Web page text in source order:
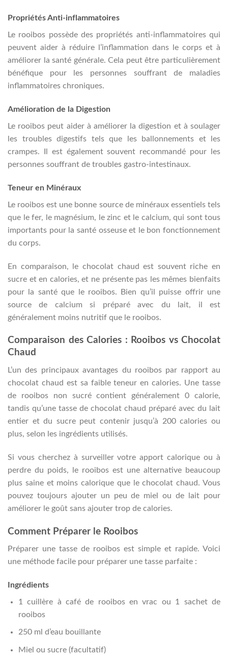
Propriétés Anti-inflammatoires
Le rooibos possède des propriétés anti-inflammatoires qui
peuvent aider à réduire l’inflammation dans le corps et à
améliorer la santé générale. Cela peut être particulièrement
bénéfique pour les personnes souffrant de maladies
inflammatoires chroniques.
Amélioration de la Digestion
Le rooibos peut aider à améliorer la digestion et à soulager
les troubles digestifs tels que les ballonnements et les
crampes. Il est également souvent recommandé pour les
personnes souffrant de troubles gastro-intestinaux.
Teneur en Minéraux
Le rooibos est une bonne source de minéraux essentiels tels
que le fer, le magnésium, le zinc et le calcium, qui sont tous
importants pour la santé osseuse et le bon fonctionnement
du corps.
En comparaison, le chocolat chaud est souvent riche en
sucre et en calories, et ne présente pas les mêmes bienfaits
pour la santé que le rooibos. Bien qu’il puisse offrir une
source de calcium si préparé avec du lait, il est
généralement moins nutritif que le rooibos.
Comparaison des Calories : Rooibos vs Chocolat
Chaud
L’un des principaux avantages du rooibos par rapport au
chocolat chaud est sa faible teneur en calories. Une tasse
de rooibos non sucré contient généralement 0 calorie,
tandis qu’une tasse de chocolat chaud préparé avec du lait
entier et du sucre peut contenir jusqu’à 200 calories ou
plus, selon les ingrédients utilisés.
Si vous cherchez à surveiller votre apport calorique ou à
perdre du poids, le rooibos est une alternative beaucoup
plus saine et moins calorique que le chocolat chaud. Vous
pouvez toujours ajouter un peu de miel ou de lait pour
améliorer le goût sans ajouter trop de calories.
Comment Préparer le Rooibos
Préparer une tasse de rooibos est simple et rapide. Voici
une méthode facile pour préparer une tasse parfaite :
Ingrédients
1 cuillère à café de rooibos en vrac ou 1 sachet de
rooibos
250 ml d’eau bouillante
Miel ou sucre (facultatif)